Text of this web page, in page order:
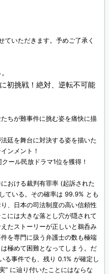
ていただきます。予めご了承く
初挑戦！絶対、逆転不可能
ちが難事件に挑む姿を痛快に描
廷を舞台に対決する姿を描いた
ンメント！
ール民放ドラマ1位を獲得！
おける裁判有罪率 (起訴された
ている。その確率は 99.9% とも
、日本の司法制度の高い信頼性
には大きな落とし穴が隠されて
たストーリーが正しいと鵜呑み
を専門に扱う弁護士の数も極端
極めて困難となってしまう。だ
る事件でも、残り 0.1% が確定し
” に辿り付いたことにはならな